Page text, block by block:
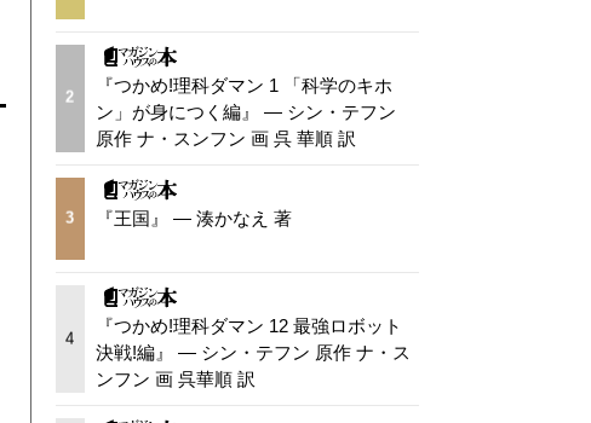
2
『つかめ!理科ダマン 1 「科学のキホ
ン」が身につく編』 — シン・テフン
原作 ナ・スンフン 画 呉 華順 訳
3 『王国』 — 湊かなえ 著
4
『つかめ!理科ダマン 12 最強ロボット
決戦!編』 — シン・テフン 原作 ナ・ス
ンフン 画 呉華順 訳